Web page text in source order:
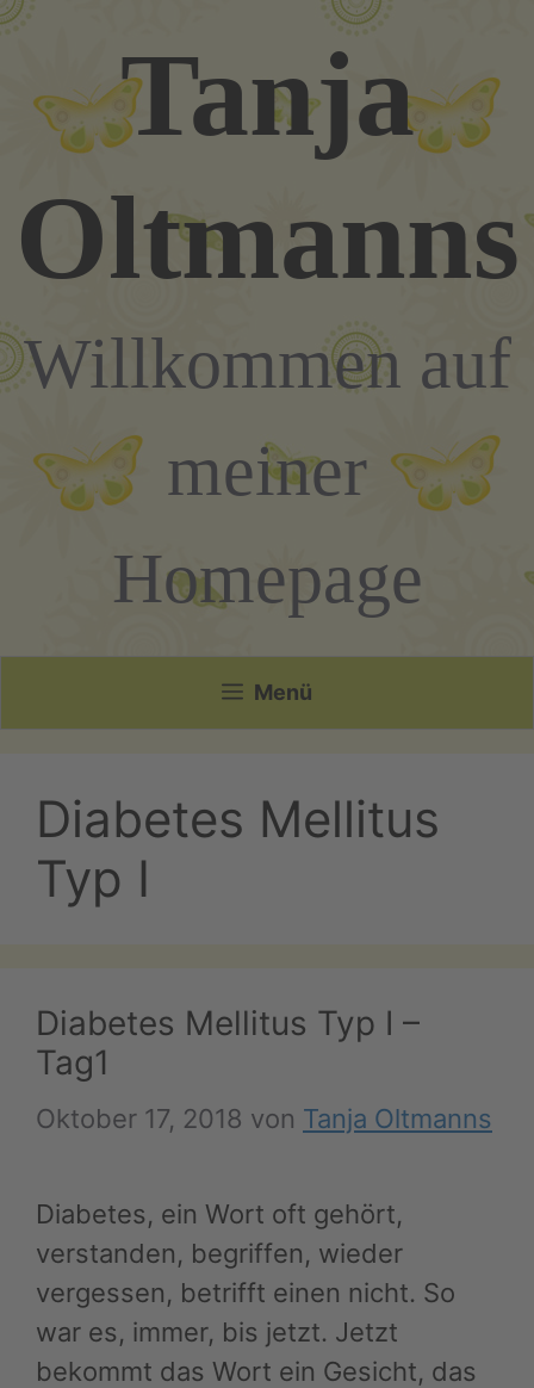
Zum
springen Tanja
Oltmanns
Willkommen auf
meiner
Homepage
Menü
Diabetes Mellitus
Typ I
Diabetes Mellitus Typ I –
Tag1
Oktober 17, 2018 von Tanja Oltmanns
Diabetes, ein Wort oft gehört,
verstanden, begriffen, wieder
vergessen, betrifft einen nicht. So
war es, immer, bis jetzt. Jetzt
bekommt das Wort ein Gesicht, das